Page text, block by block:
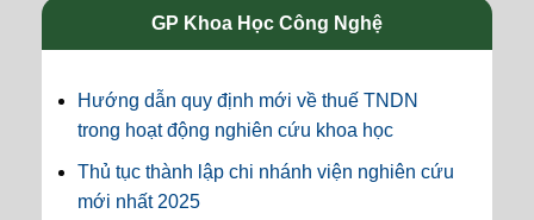
GP Khoa Học Công Nghệ
Hướng dẫn quy định mới về thuế TNDN
trong hoạt động nghiên cứu khoa học
Thủ tục thành lập chi nhánh viện nghiên cứu
mới nhất 2025